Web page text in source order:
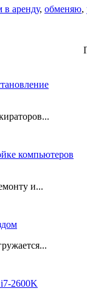
в аренду, обменяю,
компьютеров
и...
2600K